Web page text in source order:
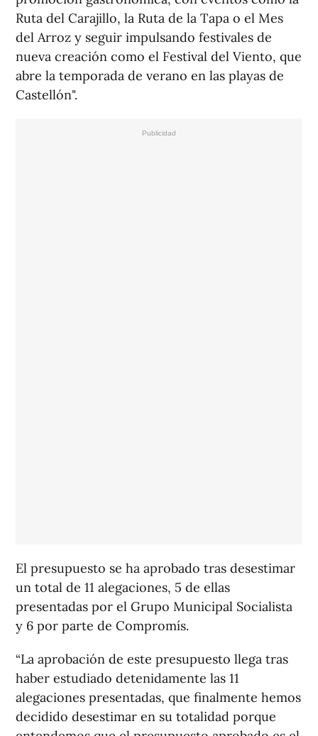
Ruta del Carajillo, la Ruta de la Tapa o el Mes
del Arroz y seguir impulsando festivales de
nueva creación como el Festival del Viento, que
abre la temporada de verano en las playas de
Castellón".
El presupuesto se ha aprobado tras desestimar
un total de 11 alegaciones, 5 de ellas
presentadas por el Grupo Municipal Socialista
y 6 por parte de Compromís.
“La aprobación de este presupuesto llega tras
haber estudiado detenidamente las 11
alegaciones presentadas, que finalmente hemos
decidido desestimar en su totalidad porque